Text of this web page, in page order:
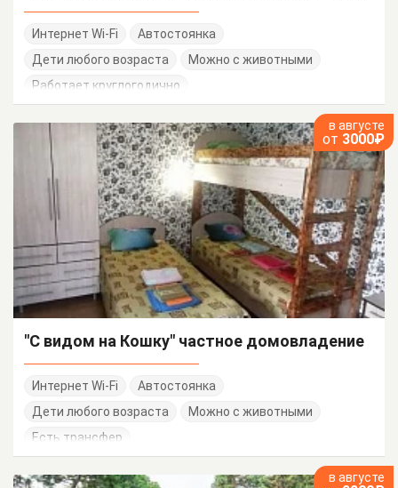
Интернет Wi-Fi
Автостоянка
Дети любого возраста
Можно с животными
Работает круглогодично
в августе
от 3000₽
"С видом на Кошку" частное домовладение
Интернет Wi-Fi
Автостоянка
Дети любого возраста
Можно с животными
Есть трансфер
в августе